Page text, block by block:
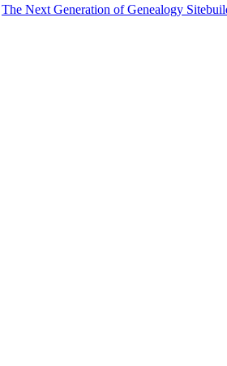
The Next Generation of Genealogy